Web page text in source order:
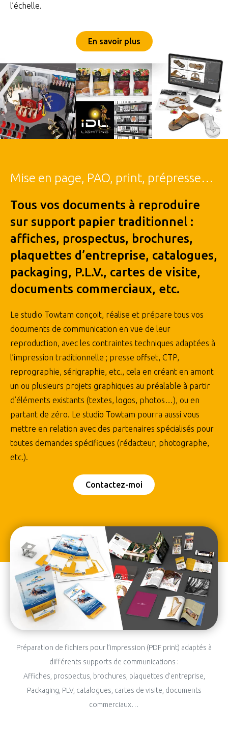
l’échelle.
En savoir plus
Mise en page, PAO, print, prépresse…
Tous vos documents à reproduire
sur support papier traditionnel :
affiches, prospectus, brochures,
plaquettes d’entreprise, catalogues,
packaging, P.L.V., cartes de visite,
documents commerciaux, etc.
Le studio Towtam conçoit, réalise et prépare tous vos
documents de communication en vue de leur
reproduction, avec les contraintes techniques adaptées à
l’impression traditionnelle ; presse offset, CTP,
reprographie, sérigraphie, etc., cela en créant en amont
un ou plusieurs projets graphiques au préalable à partir
d’éléments existants (textes, logos, photos…), ou en
partant de zéro. Le studio Towtam pourra aussi vous
mettre en relation avec des partenaires spécialisés pour
toutes demandes spécifiques (rédacteur, photographe,
etc.).
Contactez-moi
Préparation de fichiers pour l’impression (PDF print) adaptés à
différents supports de communications :
Affiches, prospectus, brochures, plaquettes d’entreprise,
Packaging, PLV, catalogues, cartes de visite, documents
commerciaux…